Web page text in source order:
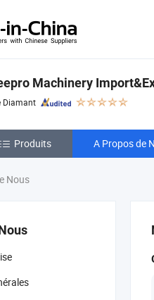
Machinery
Diamant
Produits A Propos de
Nous